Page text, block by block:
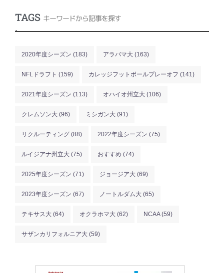
TAGS キーワードから記事を探す
.
2020年度シーズン (183) アラバマ大 (163)
NFLドラフト (159) カレッジフットボールプレーオフ (141)
2021年度シーズン (113) オハイオ州立大 (106)
クレムソン大 (96) ミシガン大 (91)
リクルーティング (88) 2022年度シーズン (75)
ルイジアナ州立大 (75) おすすめ (74)
2025年度シーズン (71) ジョージア大 (69)
2023年度シーズン (67) ノートルダム大 (65)
テキサス大 (64) オクラホマ大 (62) NCAA(59)
サザンカリフォルニア大 (59)